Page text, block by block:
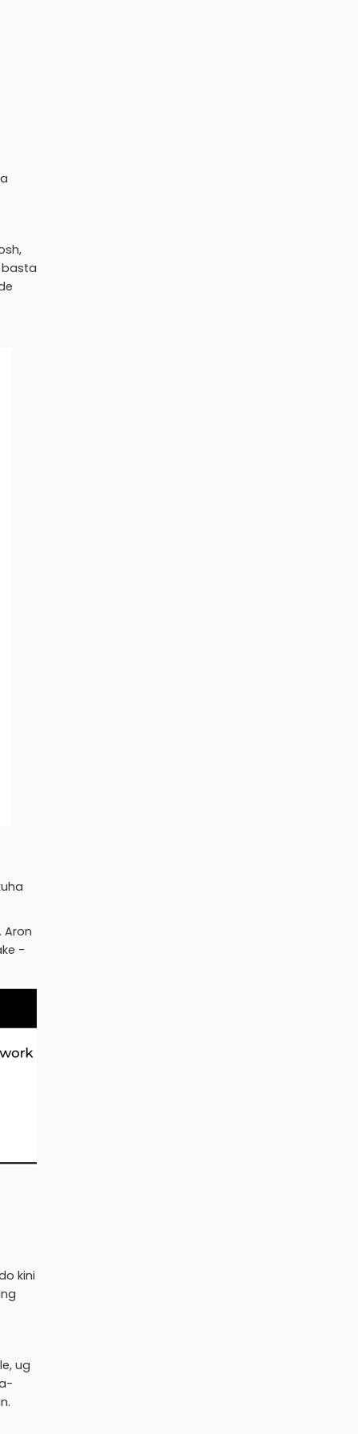
basta
Aron
-
kini
ug